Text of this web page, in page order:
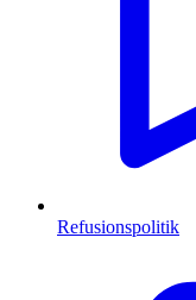
Refusionspolitik